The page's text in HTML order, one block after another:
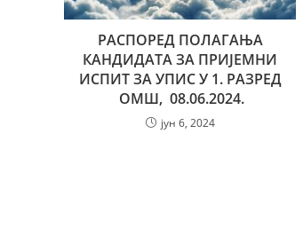
РАСПОРЕД ПОЛАГАЊА
КАНДИДАТА ЗА ПРИЈЕМНИ
ИСПИТ ЗА УПИС У 1. РАЗРЕД
ОМШ, 08.06.2024.
јун 6, 2024